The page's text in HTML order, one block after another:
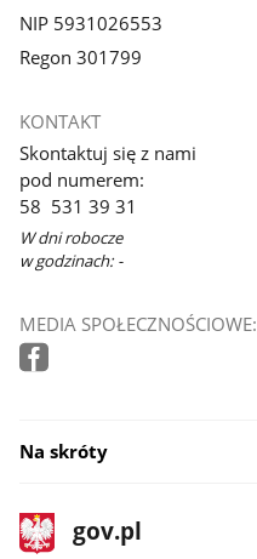
NIP 5931026553
Regon 301799
KONTAKT
Skontaktuj się z nami
pod numerem:
58 531 39 31
W dni robocze
w godzinach: -
MEDIA SPOŁECZNOŚCIOWE:
Na skróty
stopka
gov.pl
Strona
gov.pl